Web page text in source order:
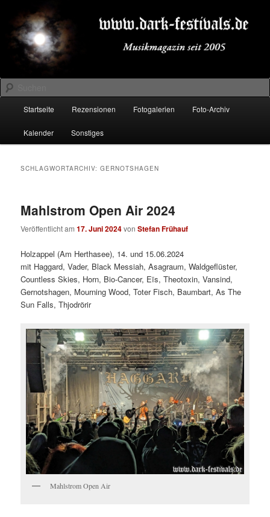
primären
Inhalt
springen
sekundären
Inhalt
springenDARK-FESTIVALS.DE
Suchen
Startseite Rezensionen Fotogalerien Foto-Archiv
Kalender Sonstiges
SCHLAGWORTARCHIV:GERNOTSHAGEN
Mahlstrom Open Air 2024
Veröffentlicht am17. Juni 2024vonStefan Frühauf
Holzappel (Am Herthasee), 14. und 15.06.2024
mit Haggard, Vader, Black Messiah, Asagraum, Waldgeflüster,
Countless Skies, Horn, Bio-Cancer, Eïs, Theotoxin, Vansind,
Gernotshagen, Mourning Wood, Toter Fisch, Baumbart, As The
Sun Falls, Thjodrörir
Mahlstrom Open Air